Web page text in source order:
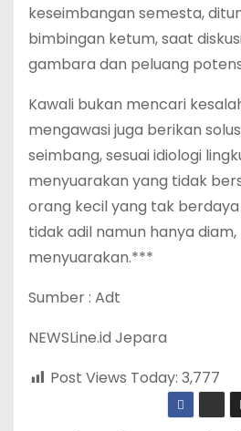
keseimbangan semesta,
bimbingan ketum, saat
gambara dan peluang
Kawali bukan mencari
mengawasi juga berikan
seimbang, sesuai idiologi
menyuarakan yang tidak
orang kecil yang tak
tidak adil namun hanya diam,
menyuarakan.***
Sumber : Adt
NEWSLine.id Jepara
Post Views Today: 3,777